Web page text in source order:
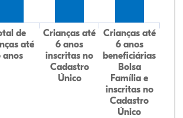
de
até
anos
Crianças até
6 anos
inscritas no
Cadastro
Único
Crianças até
6 anos
beneficiárias
Bolsa
Família e
inscritas no
Cadastro
Único